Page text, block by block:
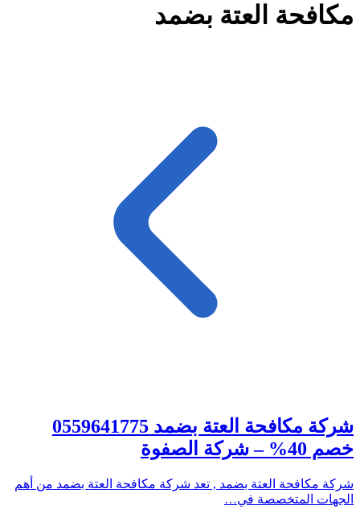
مكافحة العتة بضمد
شركة مكافحة العتة بضمد 0559641775
خصم 40% – شركة الصفوة
شركة مكافحة العتة بضمد , تعد شركة مكافحة العتة بضمد من أهم
الجهات المتخصصة في…